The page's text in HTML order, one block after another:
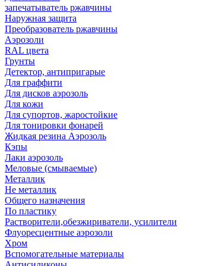
запечатыватель ржавчины
Наружная защита
Преобразователь ржавчины
Аэрозоли
RAL цвета
Грунты
Детектор, антипригарые
Для граффити
Для дисков аэрозоль
Для кожи
Для супортов, жаростойкие
Для тонировки фонарей
Жидкая резина Аэрозоль
Кэпы
Лаки аэрозоль
Меловые (смываемые)
Металлик
Не металлик
Общего назначения
По пластику
Растворители,обезжириватели, усилители
Флуоресцентные аэрозоли
Хром
Вспомогательные материалы